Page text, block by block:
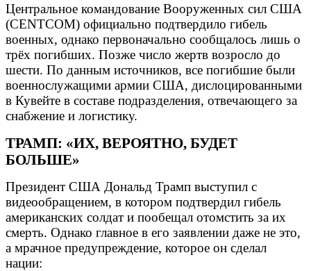
Центральное командование Вооруженных сил США
(CENTCOM) официально подтвердило гибель
военных, однако первоначально сообщалось лишь о
трёх погибших. Позже число жертв возросло до
шести. По данным источников, все погибшие были
военнослужащими армии США, дислоцированными
в Кувейте в составе подразделения, отвечающего за
снабжение и логистику.
ТРАМП: «ИХ, ВЕРОЯТНО, БУДЕТ
БОЛЬШЕ»
Президент США Дональд Трамп выступил с
видеообращением, в котором подтвердил гибель
американских солдат и пообещал отомстить за их
смерть. Однако главное в его заявлении даже не это,
а мрачное предупреждение, которое он сделал
нации: